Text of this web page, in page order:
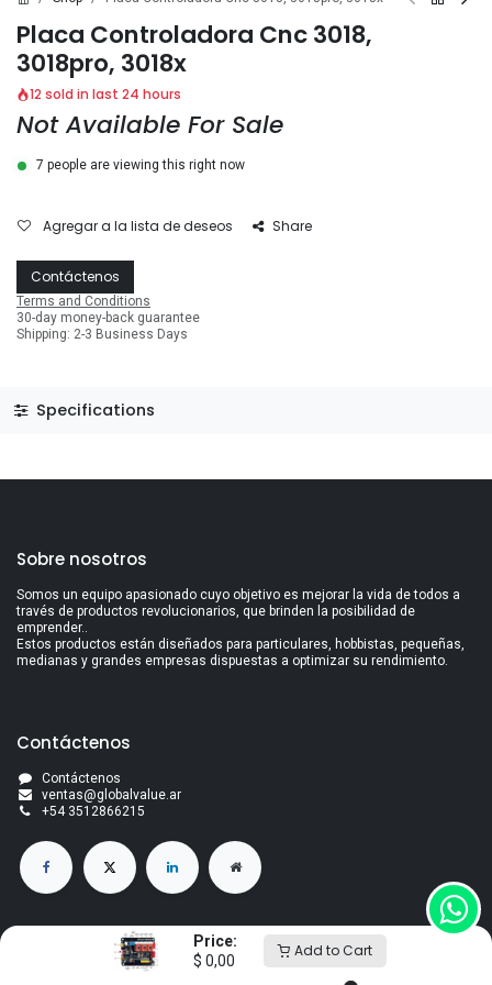
Price:
$ 0,00
Add to Cart
Placa Controladora Cnc 3018,
3018pro, 3018x
12 sold in last 24 hours
Not Available For Sale
7 people are viewing this right now
Agregar a la lista de deseos Share
Contáctenos
Terms and Conditions
30-day money-back guarantee
Shipping: 2-3 Business Days
Specifications
Sobre nosotros
Somos un equipo apasionado cuyo objetivo es mejorar la vida de todos a
través de productos revolucionarios, que brinden la posibilidad de
emprender..
Estos productos están diseñados para particulares, hobbistas, pequeñas,
medianas y grandes empresas dispuestas a optimizar su rendimiento.
Contáctenos
Contáctenos
ventas@globalvalue.ar
+54 3512866215
Derechos de autor Global Value S.A